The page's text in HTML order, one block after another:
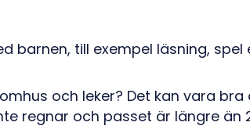
barnen, till exempel läsning, spel
och leker? Det kan vara
regnar och passet är längre än